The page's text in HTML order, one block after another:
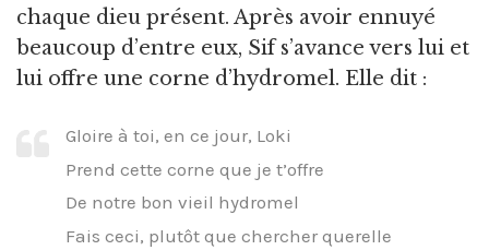
chaque dieu présent. Après avoir ennuyé
beaucoup d’entre eux, Sif s’avance vers lui et
lui offre une corne d’hydromel. Elle dit :
Gloire à toi, en ce jour, Loki
Prend cette corne que je t’offre
De notre bon vieil hydromel
Fais ceci, plutôt que chercher querelle